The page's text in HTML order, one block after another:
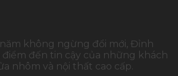
không ngừng đổi mới, Đỉnh
đến tin cậy của những khách
nhôm và nội thất cao cấp.